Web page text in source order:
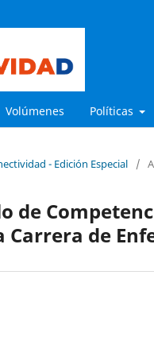
Volúmenes Políticas
- Edición Especial /
de
de